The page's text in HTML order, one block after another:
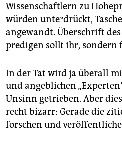
Wissenschaftlern zu
würden unterdrückt,
angewandt. Überschrift des
predigen sollt ihr, sondern
In der Tat wird ja überall
und angeblichen
Unsinn getrieben. Aber
recht bizarr: Gerade die
forschen und